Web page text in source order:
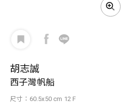
胡志誠
西子灣帆船
尺寸：60.5x50 cm 12 F